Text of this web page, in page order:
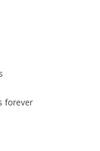
forever